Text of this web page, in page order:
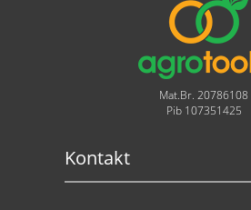
Mat.Br. 20786108
Pib 107351425
Kontakt